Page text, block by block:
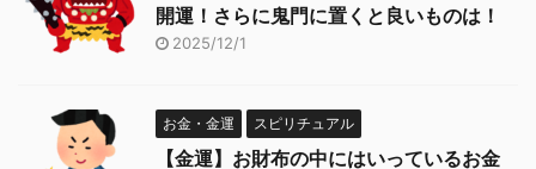
開運！さらに鬼門に置くと良いものは！
2025/12/1
お金・金運 スピリチュアル
【金運】お財布の中にはいっているお金